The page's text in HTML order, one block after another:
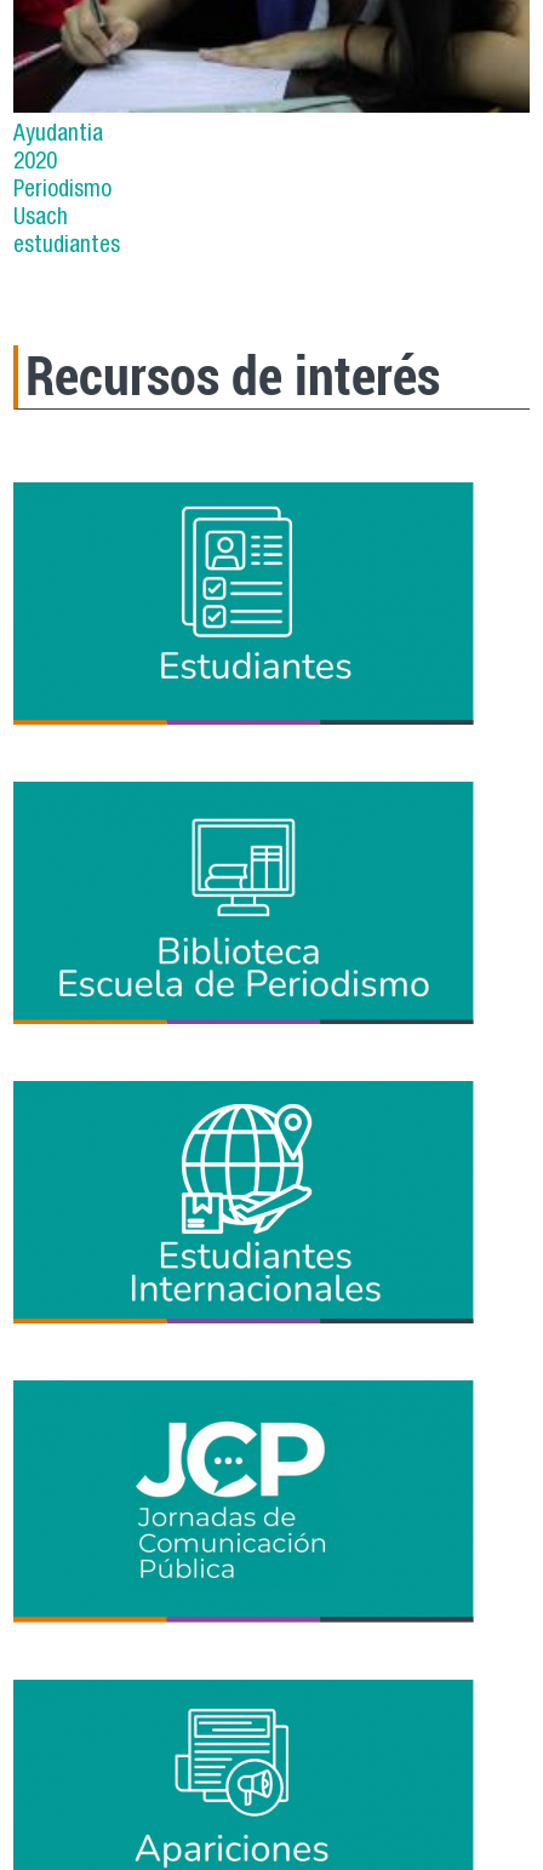
Ayudantia
2020
Periodismo
Usach
estudiantes
Recursos de interés